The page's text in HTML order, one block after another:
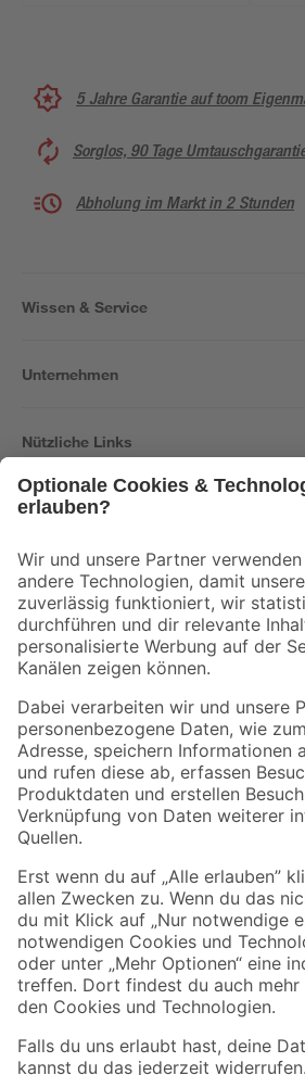
5 Jahre Garantie auf toom
Sorglos, 90 Tage
Abholung im Markt in 2 Stunden
Wissen & Service
Unternehmen
Nützliche Links
Der toom Newsletter: Keine Angebote und
Zur Newsletter Anmeldung
Folge uns
Zahlungsarten
Sicher einkaufen
Jetzt die toom-App herunterladen